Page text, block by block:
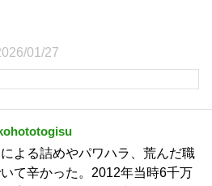
01/27
よる詰めやパワハラ、荒んだ職
て辛かった。2012年当時6千万